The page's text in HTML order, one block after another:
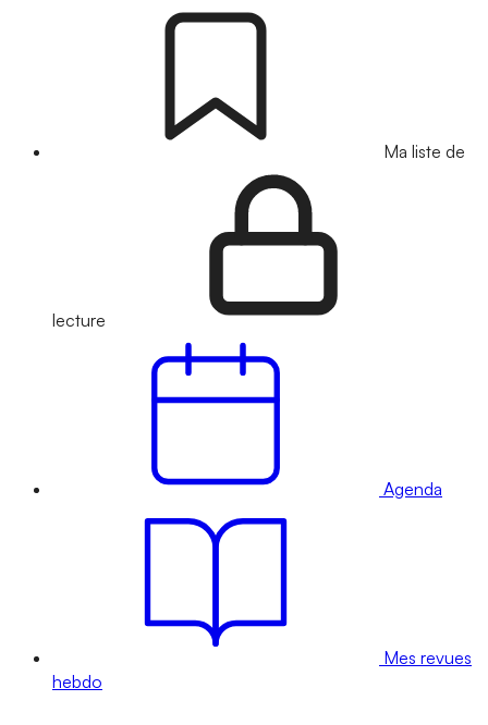
Ma liste de
lecture
Agenda
Mes revues
hebdo